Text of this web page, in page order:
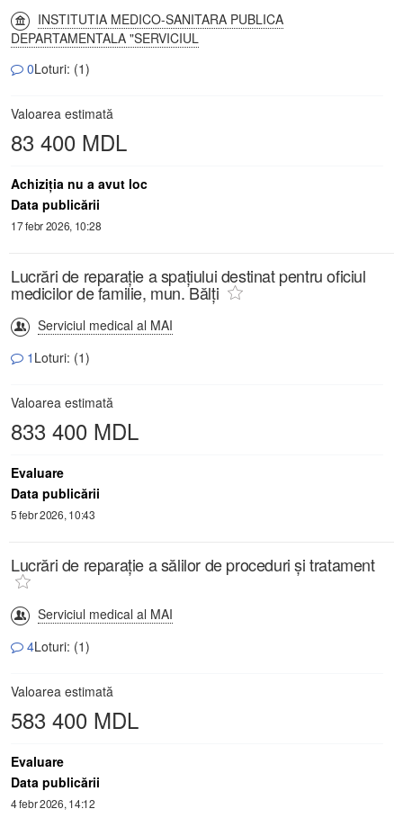
INSTITUTIA MEDICO-SANITARA PUBLICA
DEPARTAMENTALA "SERVICIUL
0Loturi: (1)
Valoarea estimată
83 400 MDL
Achiziţia nu a avut loc
Data publicării
17 febr 2026, 10:28
Lucrări de reparație a spațiului destinat pentru oficiul
medicilor de familie, mun. Bălți
Serviciul medical al MAI
1 Loturi: (1)
Valoarea estimată
833 400 MDL
Evaluare
Data publicării
5 febr 2026, 10:43
Lucrări de reparație a sălilor de proceduri și tratament
Serviciul medical al MAI
4Loturi: (1)
Valoarea estimată
583 400 MDL
Evaluare
Data publicării
4 febr 2026, 14:12